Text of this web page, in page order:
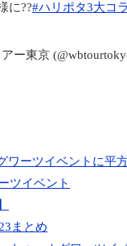
に??#ハリポタ3大コ
ー東京
ワーツイベントに平
ツイベント
まとめ